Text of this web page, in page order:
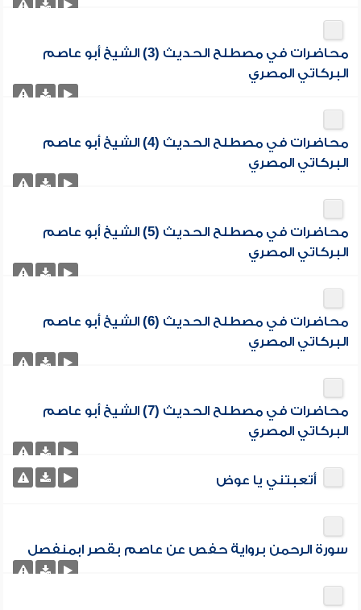
محاضرات في مصطلح الحديث (3) الشيخ أبو عاصم
البركاتي المصري
محاضرات في مصطلح الحديث (4) الشيخ أبو عاصم
البركاتي المصري
محاضرات في مصطلح الحديث (5) الشيخ أبو عاصم
البركاتي المصري
محاضرات في مصطلح الحديث (6) الشيخ أبو عاصم
البركاتي المصري
محاضرات في مصطلح الحديث (7) الشيخ أبو عاصم
البركاتي المصري
أتعبتني يا عوض
سورة الرحمن برواية حفص عن عاصم بقصر ابمنفصل